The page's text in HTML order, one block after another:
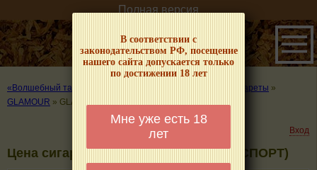
В соответствии с
законодательством РФ, посещение
нашего сайта допускается только
по достижении 18 лет
Мне уже есть 18
лет
Полная версия
«Волшебный табачок» – о табаке и курении Цены на сигареты »
GLAMOUR » GLAMOUR SECRET (ЭКСПОРТ)
Вход
Цена сигарет GLAMOUR SECRET (ЭКСПОРТ)